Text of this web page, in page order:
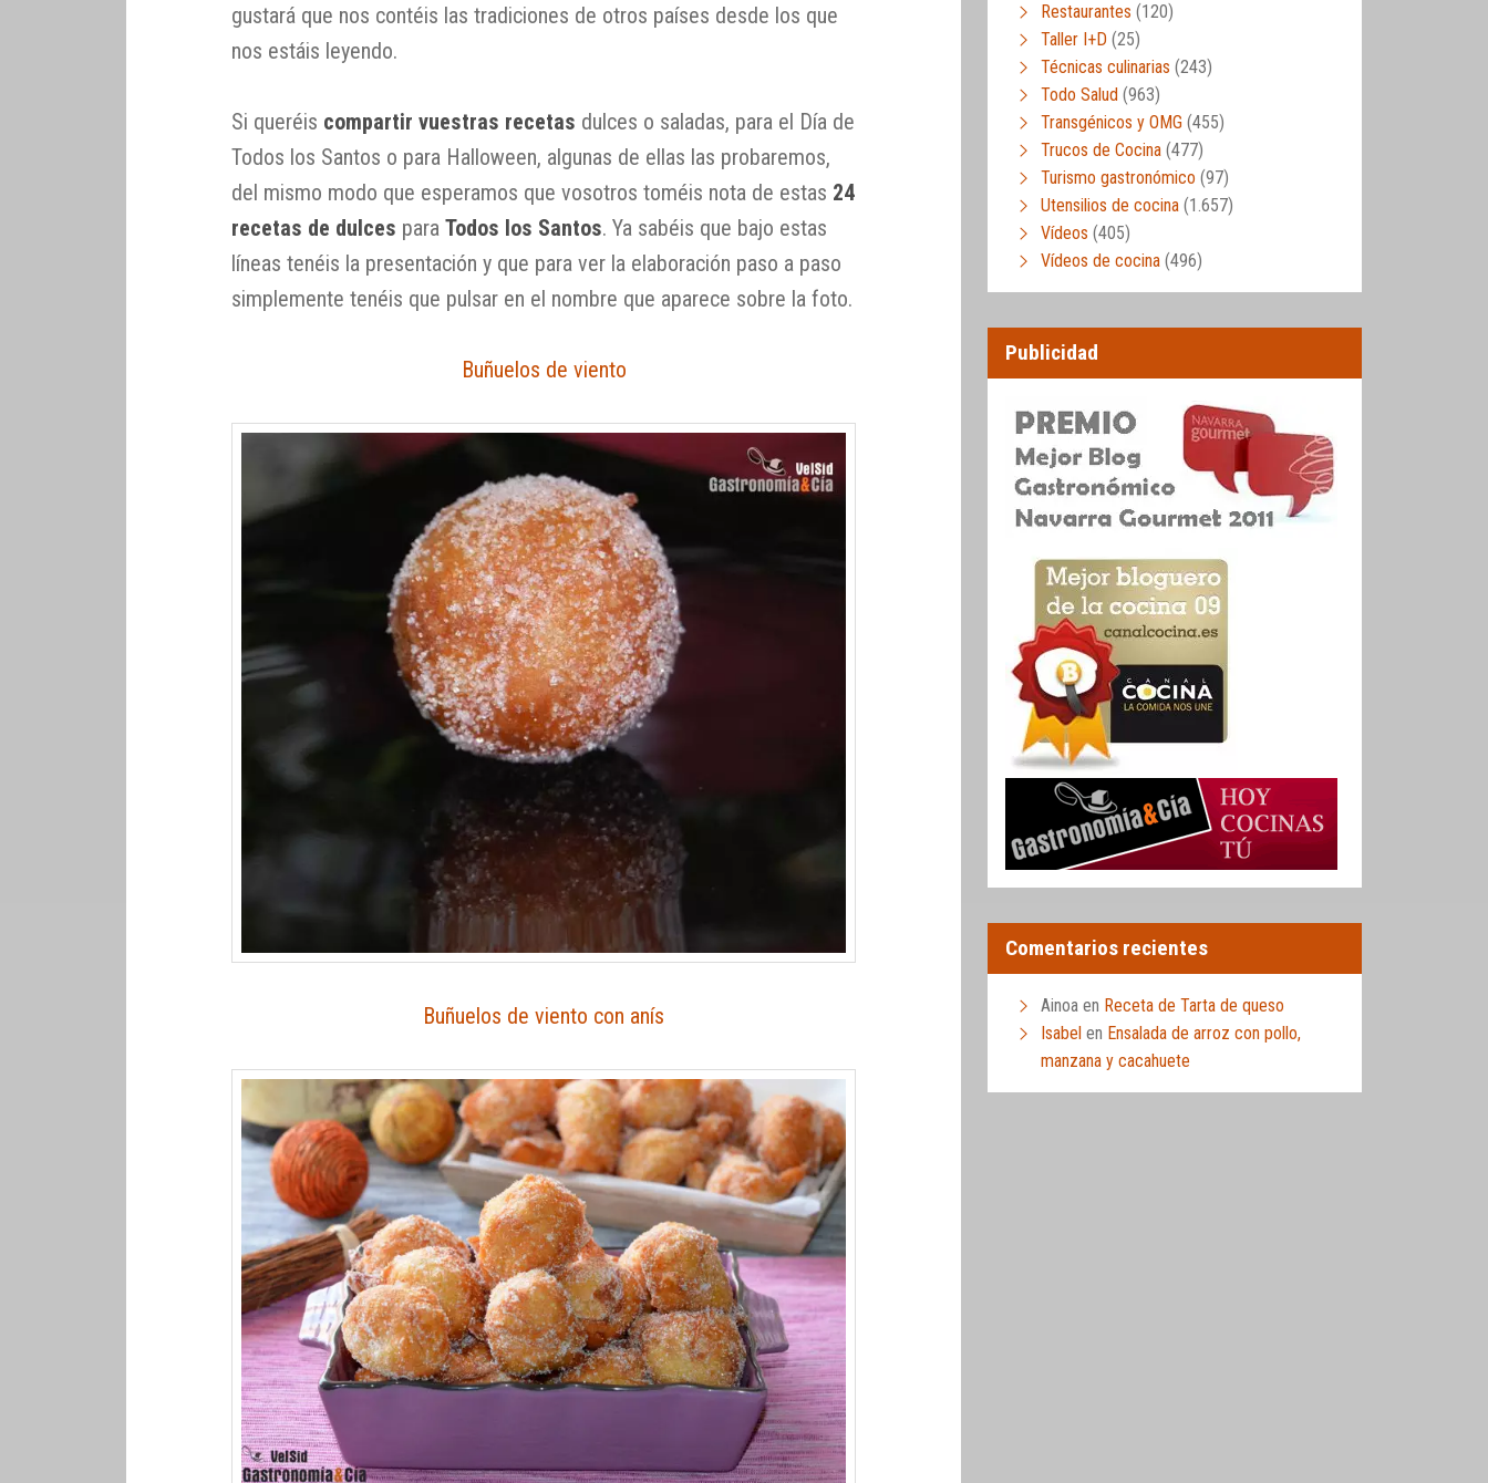
gustará que nos contéis las tradiciones de otros países desde los que
nos estáis leyendo.
Si queréis compartir vuestras recetas dulces o saladas, para el Día de
Todos los Santos o para Halloween, algunas de ellas las probaremos,
del mismo modo que esperamos que vosotros toméis nota de estas 24
recetas de dulces paraTodos los Santos. Ya sabéis que bajo estas
líneas tenéis la presentación y que para ver la elaboración paso a paso
simplemente tenéis que pulsar en el nombre que aparece sobre la foto.
Buñuelos de viento
Buñuelos de viento con anís
Restaurantes (120)
Taller I+D (25)
Técnicas culinarias (243)
Todo Salud (963)
Transgénicos y OMG (455)
Trucos de Cocina (477)
Turismo gastronómico (97)
Utensilios de cocina (1.657)
Vídeos (405)
Vídeos de cocina (496)
Publicidad
Comentarios recientes
Ainoa en Receta de Tarta de queso
Isabel en Ensalada de arroz con pollo,
manzana y cacahuete